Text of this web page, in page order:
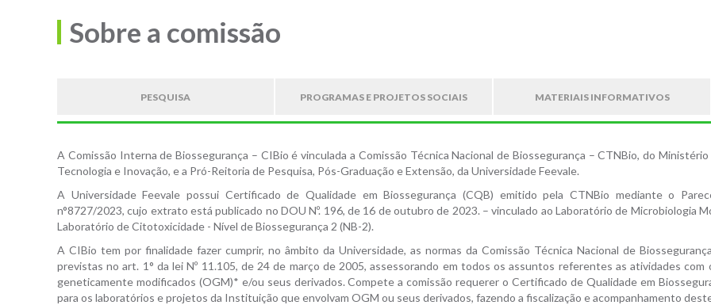
Sobre a comissão
PESQUISA PROGRAMAS E PROJETOS SOCIAIS MATERIAIS INFORMATIVOS
A Comissão Interna de Biossegurança – CIBio é vinculada a Comissão Técnica Nacional de Biossegurança – CTNBio, do Ministério
Tecnologia e Inovação, e a Pró-Reitoria de Pesquisa, Pós-Graduação e Extensão, da Universidade Feevale.
A Universidade Feevale possui Certificado de Qualidade em Biossegurança (CQB) emitido pela CTNBio mediante o
n°8727/2023, cujo extrato está publicado no DOU Nº. 196, de 16 de outubro de 2023. – vinculado ao Laboratório de Microbiologia
Laboratório de Citotoxicidade - Nível de Biossegurança 2 (NB-2).
A CIBio tem por finalidade fazer cumprir, no âmbito da Universidade, as normas da Comissão Técnica Nacional de
previstas no art. 1° da lei Nº 11.105, de 24 de março de 2005, assessorando em todos os assuntos referentes as atividades com
geneticamente modificados (OGM)* e/ou seus derivados. Compete a comissão requerer o Certificado de Qualidade em
para os laboratórios e projetos da Instituição que envolvam OGM ou seus derivados, fazendo a fiscalização e acompanhamento